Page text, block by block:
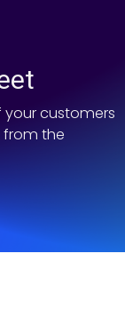
your customers
from the